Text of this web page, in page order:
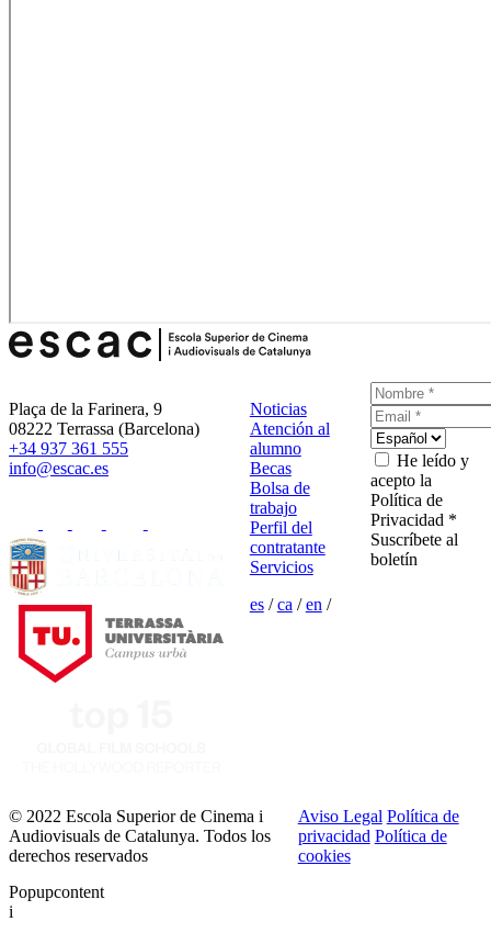
Plaça de la Farinera, 9
08222 Terrassa (Barcelona)
+34 937 361 555
info@escac.es
Noticias
Atención al
alumno
Becas
Bolsa de
trabajo
Perfil del
contratante
Servicios
es/ca /en /
He leído y
acepto la
Política de
Privacidad *
Suscríbete al
boletín
© 2022 Escola Superior de Cinema i
Audiovisuals de Catalunya. Todos los
derechos reservados
Aviso Legal Política de
privacidad Política de
cookies
Popupcontent
i